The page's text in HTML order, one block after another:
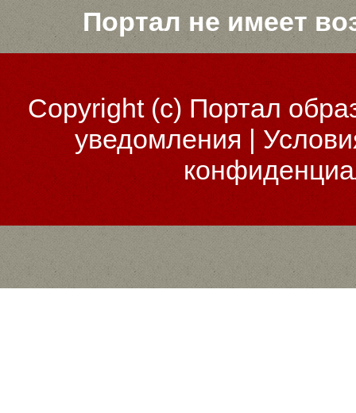
Портал не имеет
Copyright (c)Портал
уведомления |